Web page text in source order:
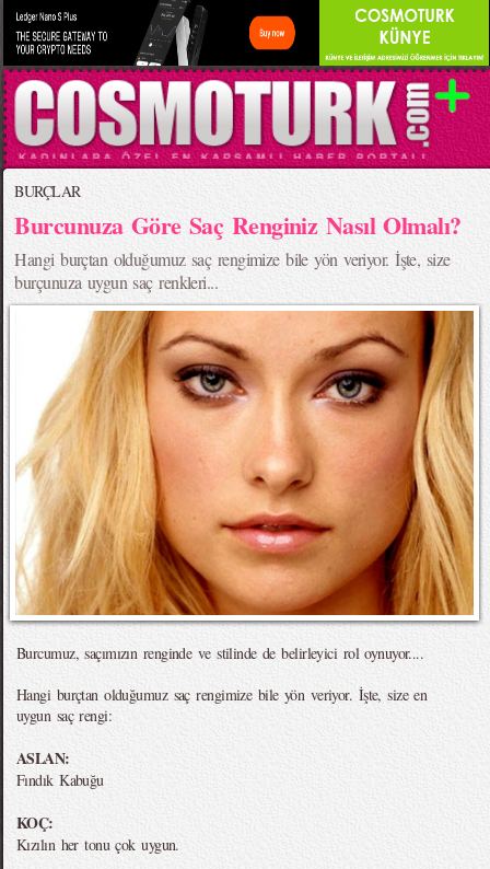
BURÇLAR
Burcunuza Göre Saç Renginiz Nasıl Olmalı?
Hangi burçtan olduğumuz saç rengimize bile yön veriyor. İşte, size
burçunuza uygun saç renkleri...
Burcumuz, saçımızın renginde ve stilinde de belirleyici rol oynuyor....
Hangi burçtan olduğumuz saç rengimize bile yön veriyor. İşte, size en
uygun saç rengi:
ASLAN:
Fındık Kabuğu
KOÇ:
Kızılın her tonu çok uygun.